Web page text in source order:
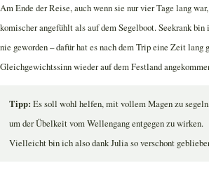
Am Ende der Reise, auch wenn sie nur vier Tage lang
komischer angefühlt als auf dem Segelboot. Seekrank
nie geworden – dafür hat es nach dem Trip eine Zeit lang
Gleichgewichtssinn wieder auf dem Festland
Tipp: Es soll wohl helfen, mit vollem Magen zu
um der Übelkeit vom Wellengang entgegen zu wirken.
Vielleicht bin ich also dank Julia so verschont